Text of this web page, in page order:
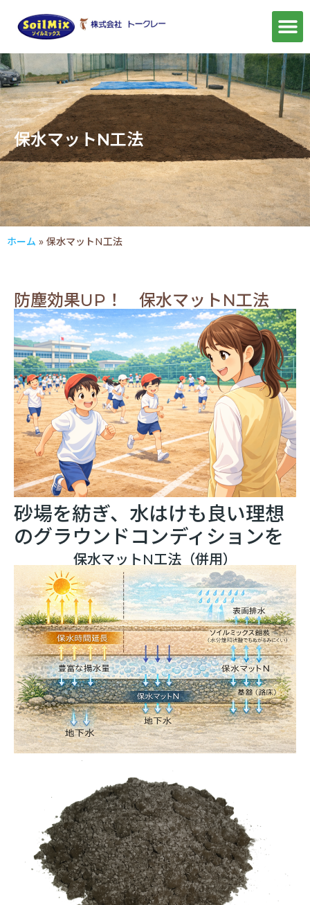
保水マットN工法
ホーム » 保水マットN工法
防塵効果UP！ 保水マットN工法
砂場を紡ぎ、水はけも良い理想
のグラウンドコンディションを
保水マットN工法（併用）